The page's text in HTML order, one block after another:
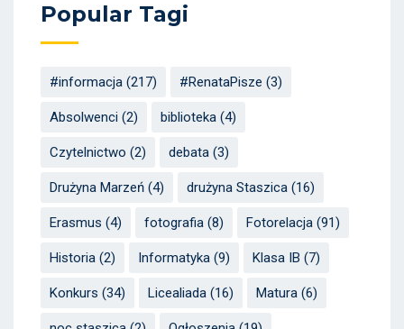
Popular Tagi
#informacja (217) #RenataPisze (3)
Absolwenci (2) biblioteka (4)
Czytelnictwo (2) debata (3)
Drużyna Marzeń (4) drużyna Staszica (16)
Erasmus (4) fotografia (8) Fotorelacja (91)
Historia (2) Informatyka (9) Klasa IB (7)
Konkurs (34) Licealiada (16) Matura (6)